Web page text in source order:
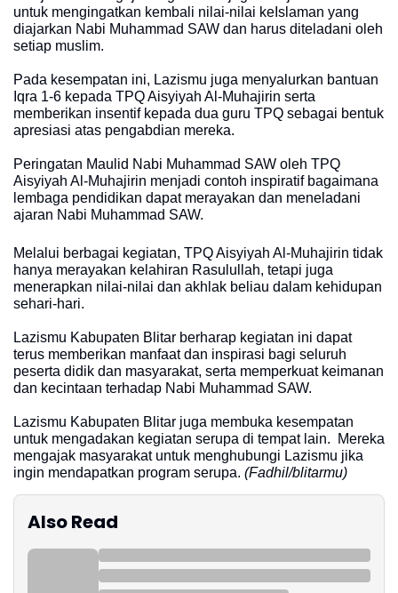
untuk mengingatkan kembali nilai-nilai keIslaman yang
diajarkan Nabi Muhammad SAW dan harus diteladani oleh
setiap muslim.
Pada kesempatan ini, Lazismu juga menyalurkan bantuan
Iqra 1-6 kepada TPQ Aisyiyah Al-Muhajirin serta
memberikan insentif kepada dua guru TPQ sebagai bentuk
apresiasi atas pengabdian mereka.
Peringatan Maulid Nabi Muhammad SAW oleh TPQ
Aisyiyah Al-Muhajirin menjadi contoh inspiratif bagaimana
lembaga pendidikan dapat merayakan dan meneladani
ajaran Nabi Muhammad SAW.
Melalui berbagai kegiatan, TPQ Aisyiyah Al-Muhajirin tidak
hanya merayakan kelahiran Rasulullah, tetapi juga
menerapkan nilai-nilai dan akhlak beliau dalam kehidupan
sehari-hari.
Lazismu Kabupaten Blitar berharap kegiatan ini dapat
terus memberikan manfaat dan inspirasi bagi seluruh
peserta didik dan masyarakat, serta memperkuat keimanan
dan kecintaan terhadap Nabi Muhammad SAW.
Lazismu Kabupaten Blitar juga membuka kesempatan
untuk mengadakan kegiatan serupa di tempat lain. Mereka
mengajak masyarakat untuk menghubungi Lazismu jika
ingin mendapatkan program serupa. (Fadhil/blitarmu)
Also Read